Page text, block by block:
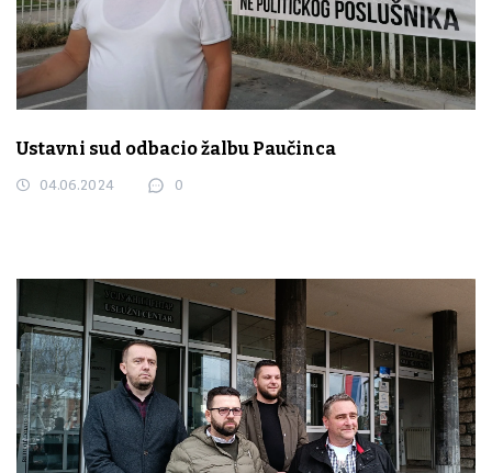
Ustavni sud odbacio žalbu Paučinca
04.06.2024 0